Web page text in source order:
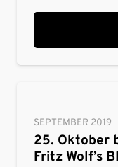
SEPTEMBER 2019
25. Oktober
Fritz Wolf’s